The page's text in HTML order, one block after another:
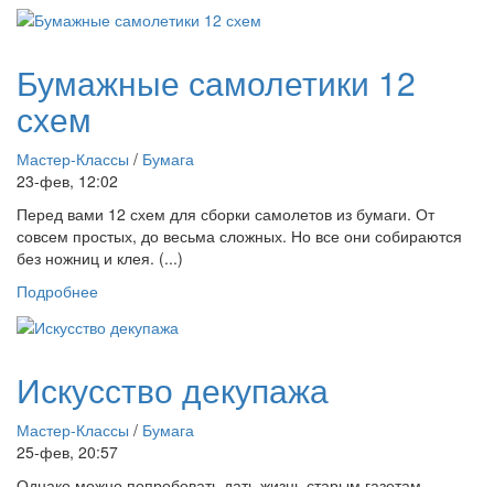
Бумажные самолетики 12
схем
Мастер-Классы / Бумага
23-фев, 12:02
Перед вами 12 схем для сборки самолетов из бумаги. От
совсем простых, до весьма сложных. Но все они собираются
без ножниц и клея. (...)
Подробнее
Искусство декупажа
Мастер-Классы / Бумага
25-фев, 20:57